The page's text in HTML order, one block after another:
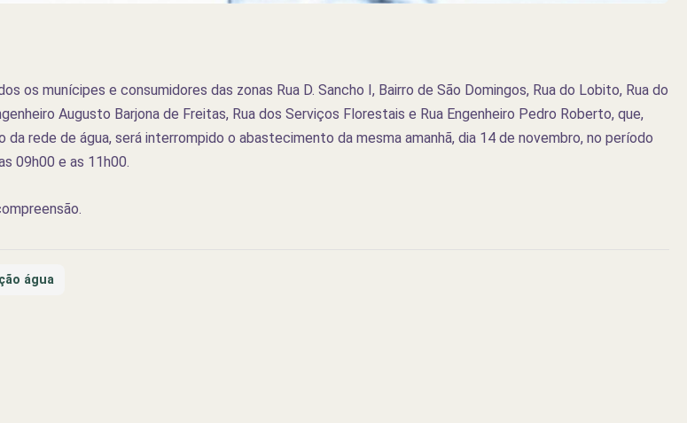
os munícipes e consumidores das zonas Rua D. Sancho I, Bairro de São Domingos, Rua do Lobito, Rua do
Augusto Barjona de Freitas, Rua dos Serviços Florestais e Rua Engenheiro Pedro Roberto, que,
da rede de água, será interrompido o abastecimento da mesma amanhã, dia 14 de novembro, no período
09h00 e as 11h00.
água